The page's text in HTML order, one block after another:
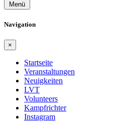
Menü
Navigation
×
Startseite
Veranstaltungen
Neuigkeiten
LVT
Volunteers
Kampfrichter
Instagram